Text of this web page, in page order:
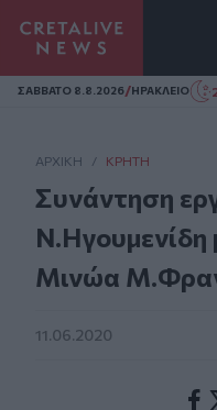
Homepage
ΣAΒΒΑΤΟ 8.8.2026/ΗΡΑΚΛΕΙΟ
ΑΡΧΙΚΗ / ΚΡΉΤΗ
Συνάντηση
Ν.Ηγουμενίδη
Μινώα
11.06.2020